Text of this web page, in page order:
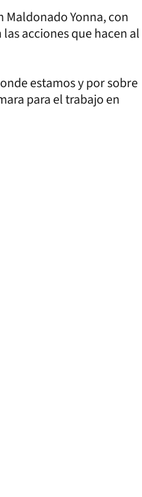
Maldonado Yonna, con
acciones que hacen al
estamos y por sobre
para el trabajo en